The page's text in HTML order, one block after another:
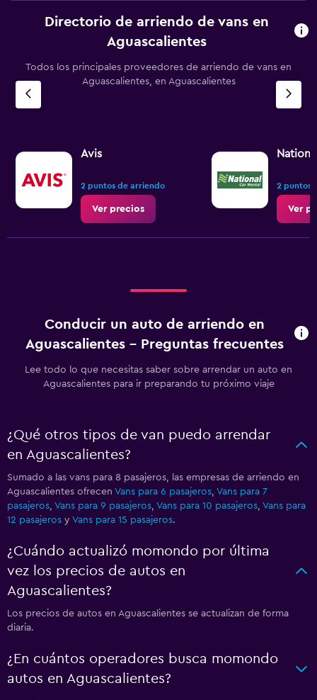
Directorio de arriendo de vans en
Aguascalientes
Todos los principales proveedores de arriendo de vans en
Aguascalientes, en Aguascalientes
Avis
2 puntos de arriendo
Ver precios
2 puntos
Ver
Conducir un auto de arriendo en
Aguascalientes - Preguntas frecuentes
Lee todo lo que necesitas saber sobre arrendar un auto en
Aguascalientes para ir preparando tu próximo viaje
¿Qué otros tipos de van puedo arrendar
en Aguascalientes?
Sumado a las vans para 8 pasajeros, las empresas de arriendo en
Aguascalientes ofrecen Vans para 6 pasajeros, Vans para 7
pasajeros, Vans para 9 pasajeros, Vans para 10 pasajeros, Vans para
12 pasajeros y Vans para 15 pasajeros.
¿Cuándo actualizó momondo por última
vez los precios de autos en
Aguascalientes?
Los precios de autos en Aguascalientes se actualizan de forma
diaria.
¿En cuántos operadores busca momondo
autos en Aguascalientes?